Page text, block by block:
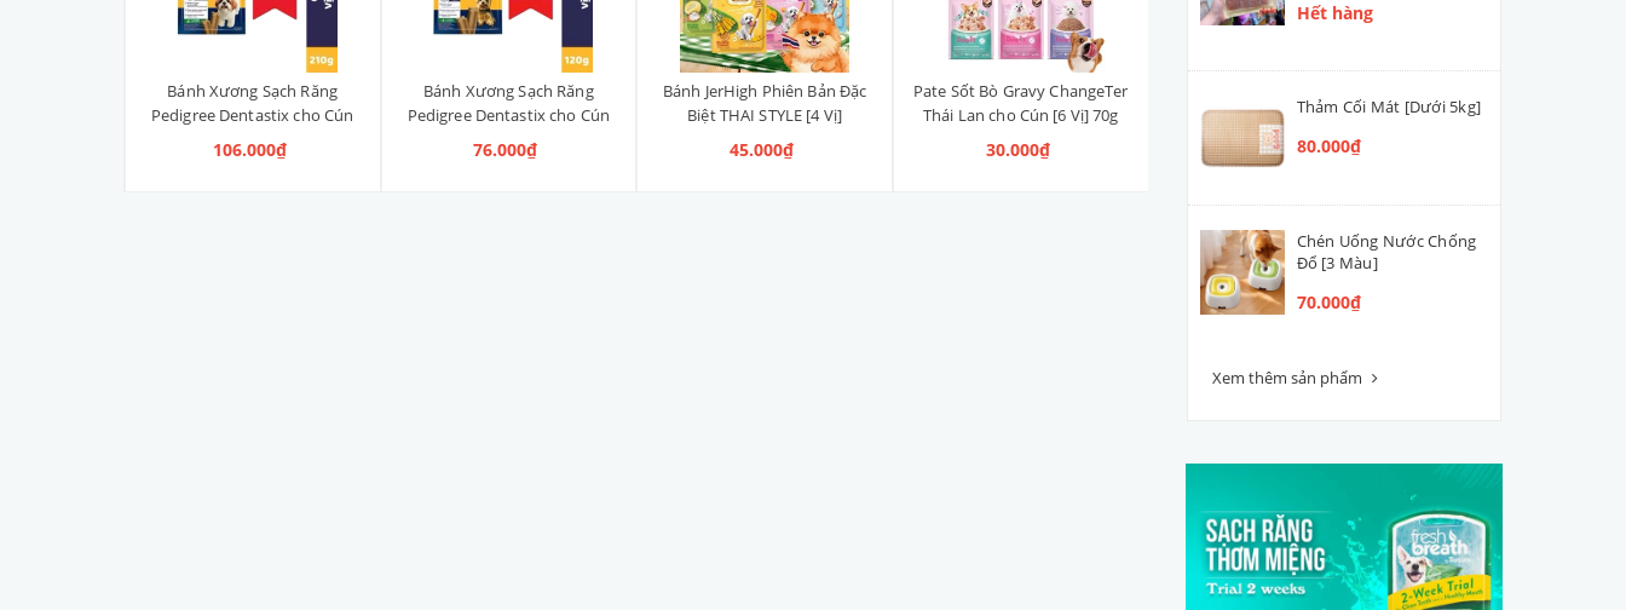
Bánh Xương Sạch Răng
Pedigree Dentastix cho Cún
vừa 210g (14 Thanh, Vị
Truyền Thống)
106.000₫
Bánh Xương Sạch Răng
Pedigree Dentastix cho Cún
nhỏ 120g (14 Thanh, Vị
Truyền Thống)
76.000₫
Bánh JerHigh Phiên Bản Đặc
Biệt THAI STYLE [4 Vị]
45.000₫
Pate Sốt Bò Gravy ChangeTer
Thái Lan cho Cún [6 Vị] 70g
30.000₫
Thái Lan Cá Ngừ Mix (Hộp
100 tuýp)
763.000₫
Hết hàng
Thảm Cối Mát [Dưới 5kg]
80.000₫
Chén Uống Nước Chống
Đổ [3 Màu]
70.000₫
Xem thêm sản phẩm